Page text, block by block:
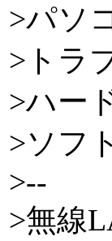
>パソ
>トラ
>ハー
>ソフ
>--
>無線